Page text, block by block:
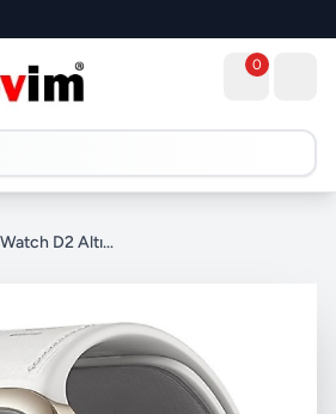
0
Huawei Watch D2 Altın Akıllı Saat